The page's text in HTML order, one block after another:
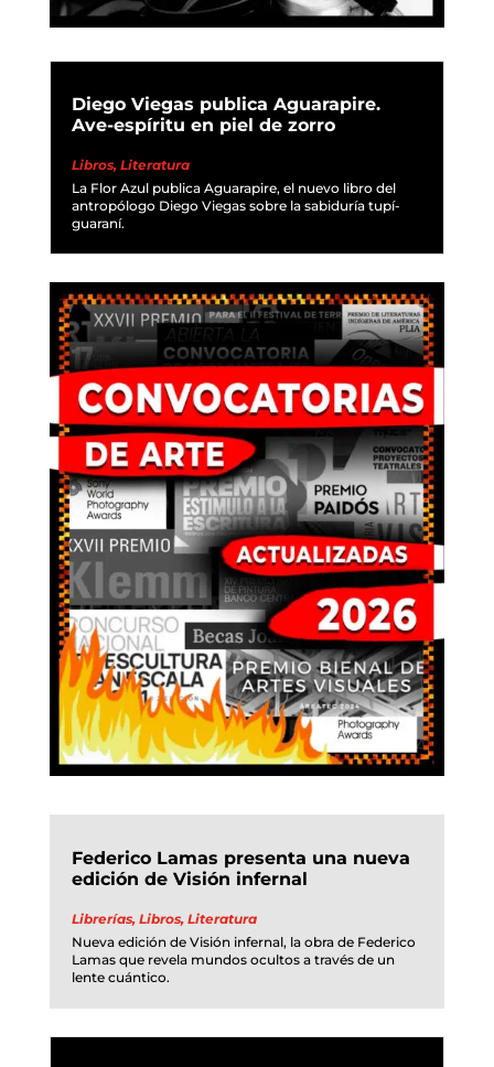
Diego Viegas publica Aguarapire.
Ave-espíritu en piel de zorro
Libros, Literatura
La Flor Azul publica Aguarapire, el nuevo libro del
antropólogo Diego Viegas sobre la sabiduría tupí-
guaraní.
Federico Lamas presenta una nueva
edición de Visión infernal
Librerías, Libros, Literatura
Nueva edición de Visión infernal, la obra de Federico
Lamas que revela mundos ocultos a través de un
lente cuántico.